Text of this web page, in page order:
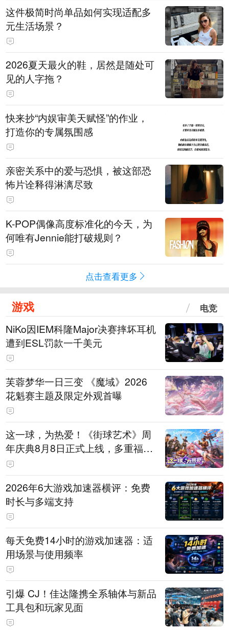
这件极简时尚单品如何实现适配多
元生活场景？
2026夏天最火的鞋，居然是随处可
见的人字拖？
快来抄“内娱审美天赋怪”的作业，
打造你的专属氛围感
亲密关系中的爱与恐惧，被这部恐
怖片诠释得淋漓尽致
K-POP偶像高度标准化的今天，为
何唯有Jennie能打破规则？
点击查看更多
游戏 电竞
NiKo因IEM科隆Major决赛摔坏耳机
遭到ESL罚款一千美元
芙蓉梦华一日三变 《魔域》2026
花魁赛主题及限定外观首曝
这一球，为热爱！《街球艺术》周
年庆典8月8日正式上线，多重福利
与全新内容同步开启
2026年6大游戏加速器横评：免费
时长与多端支持
每天免费14小时的游戏加速器：适
用场景与使用频率
引爆 CJ！佳达隆携全系轴体与新品
工具包和玩家见面